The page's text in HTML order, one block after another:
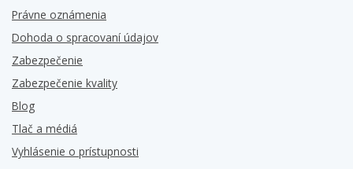
Právne oznámenia
Dohoda o spracovaní údajov
Zabezpečenie
Zabezpečenie kvality
Blog
Tlač a médiá
Vyhlásenie o prístupnosti